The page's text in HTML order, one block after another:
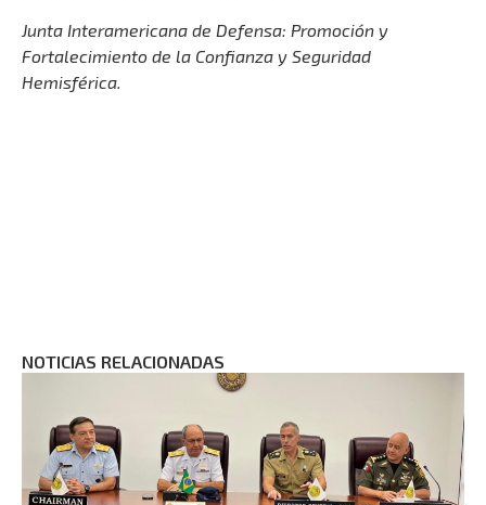
Junta Interamericana de Defensa: Promoción y
Fortalecimiento de la Confianza y Seguridad
Hemisférica.
NOTICIAS RELACIONADAS